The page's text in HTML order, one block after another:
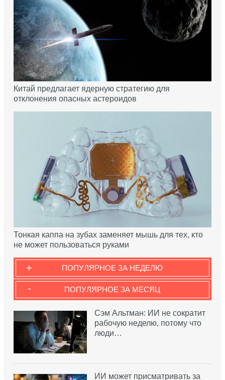
Китай предлагает ядерную стратегию для
отклонения опасных астероидов
Тонкая каппа на зубах заменяет мышь для тех, кто
не может пользоваться руками
ПОПУЛЯРНОЕ ЗА НЕДЕЛЮ
+
ПОПУЛЯРНОЕ ЗА МЕСЯЦ
-
Сэм Альтман: ИИ не сократит
рабочую неделю, потому что
люди…
ИИ может присматривать за